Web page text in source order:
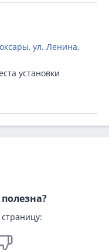
ул. Ленина,
установки